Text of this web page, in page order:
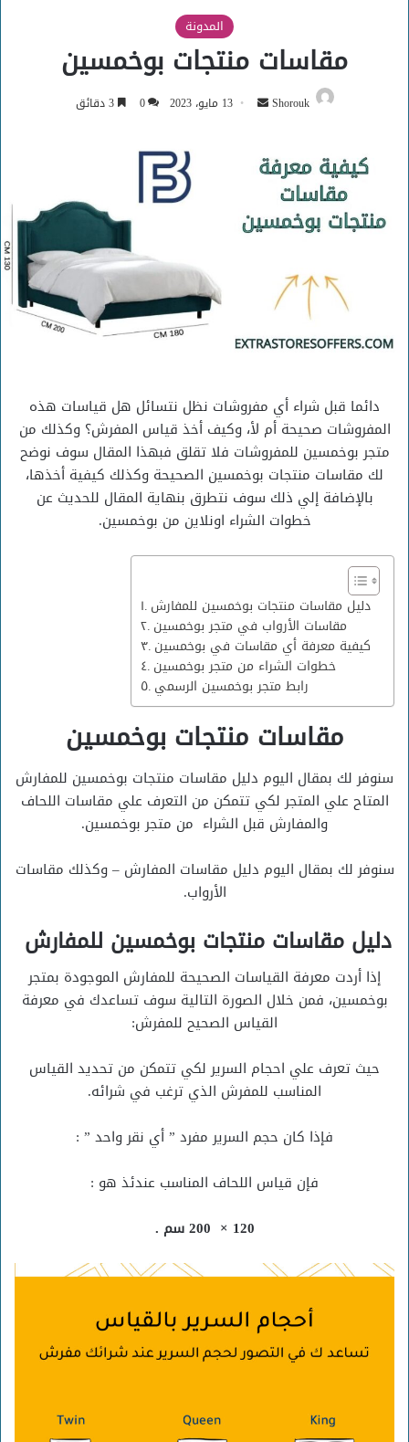
المدونة
مقاسات منتجات بوخمسين
Shorouk
أرسل 13 مايو، 2023 0 3 دقائق
دائما قبل شراء أي مفروشات نظل نتسائل هل قياسات هذه
المفروشات صحيحة أم لأ، وكيف أخذ قياس المفرش؟ وكذلك من
متجر بوخمسين للمفروشات فلا تقلق فبهذا المقال سوف نوضح
لك مقاسات منتجات بوخمسين الصحيحة وكذلك كيفية أخذها،
بالإضافة إلي ذلك سوف نتطرق بنهاية المقال للحديث عن
خطوات الشراء اونلاين من بوخمسين.
دليل مقاسات منتجات بوخمسين للمفارش
مقاسات الأرواب في متجر بوخمسين
كيفية معرفة أي مقاسات في بوخمسين
خطوات الشراء من متجر بوخمسين
رابط متجر بوخمسين الرسمي
مقاسات منتجات بوخمسين
سنوفر لك بمقال اليوم دليل مقاسات منتجات بوخمسين للمفارش
المتاح علي المتجر لكي تتمكن من التعرف علي مقاسات اللحاف
والمفارش قبل الشراء من متجر بوخمسين.
سنوفر لك بمقال اليوم دليل مقاسات المفارش – وكذلك مقاسات
الأرواب.
دليل مقاسات منتجات بوخمسين للمفارش
إذا أردت معرفة القياسات الصحيحة للمفارش الموجودة بمتجر
بوخمسين، فمن خلال الصورة التالية سوف تساعدك في معرفة
القياس الصحيح للمفرش:
حيث تعرف علي احجام السرير لكي تتمكن من تحديد القياس
المناسب للمفرش الذي ترغب في شرائه.
فإذا كان حجم السرير مفرد ” أي نقر واحد ” :
فإن قياس اللحاف المناسب عندئذ هو :
120 × 200 سم .